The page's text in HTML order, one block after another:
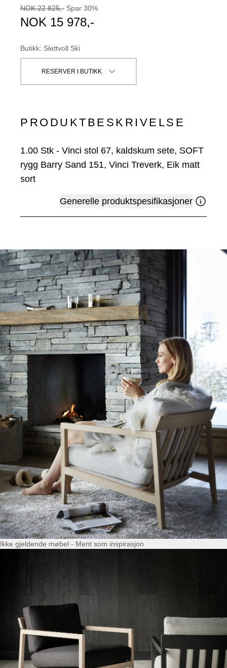
NOK 22 825,- Spar 30%
NOK 15 978,-
Butikk: Slettvoll Ski
RESERVER I BUTIKK
PRODUKTBESKRIVELSE
1.00 Stk - Vinci stol 67, kaldskum sete, SOFT
rygg Barry Sand 151, Vinci Treverk, Eik matt
sort
Generelle produktspesifikasjoner
Ikke gjeldende møbel - Ment som inspirasjon